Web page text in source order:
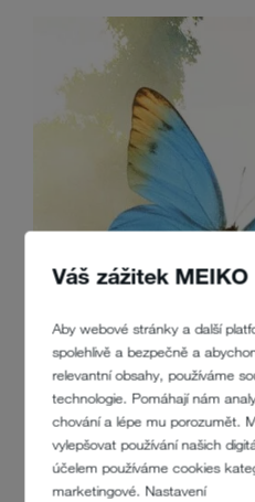
Váš zážitek MEIKO
Aby webové stránky a další
spolehlivě a bezpečně a
relevantní obsahy, používáme
technologie. Pomáhají nám
chování a lépe mu porozumět.
vylepšovat používání našich
účelem používáme cookies
marketingové. Nastavení
BALÍČEK